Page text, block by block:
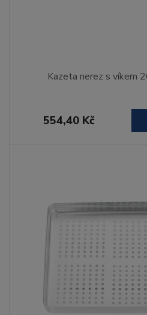
Kazeta nerez s víkem
554,40 Kč